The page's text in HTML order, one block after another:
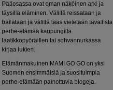
Pääosassa ovat oman näköinen arki ja
täysillä eläminen. Välillä reissataan ja
bailataan ja välillä taas vietetään tavallista
perhe-elämää kaupungilla
laatikkopyöräillen tai sohvannurkassa
kirjaa lukien.
Elämänmakuinen MAMI GO GO on yksi
Suomen ensimmäisiä ja suosituimpia
perhe-elämään painottuvia blogeja.